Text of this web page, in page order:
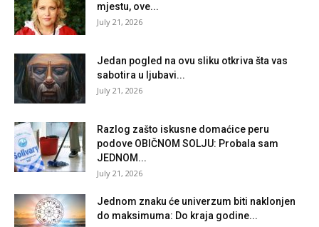
mjestu, ove...
July 21, 2026
Jedan pogled na ovu sliku otkriva šta vas
sabotira u ljubavi...
July 21, 2026
Razlog zašto iskusne domaćice peru
podove OBIČNOM SOLJU: Probala sam
JEDNOM...
July 21, 2026
Jednom znaku će univerzum biti naklonjen
do maksimuma: Do kraja godine...